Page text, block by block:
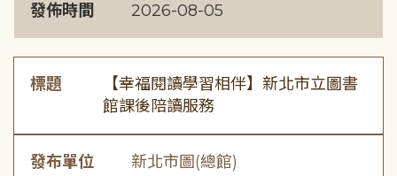
發佈時間 2026-08-05
標題
【幸福閱讀學習相伴】新北市立圖書
館課後陪讀服務
發布單位 新北市圖(總館)